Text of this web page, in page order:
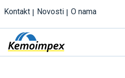
Kontakt Novosti O nama